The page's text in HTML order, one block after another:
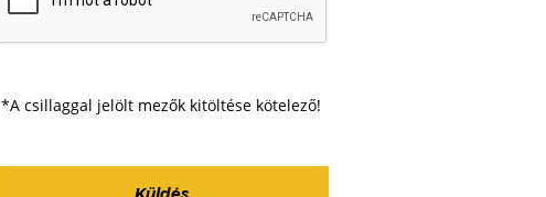
*A csillaggal jelölt mezők kitöltése kötelező!